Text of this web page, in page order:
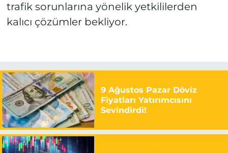
trafik sorunlarına yönelik yetkililerden
kalıcı çözümler bekliyor.
9 Ağustos Pazar Döviz
Fiyatları Yatırımcısını
Sevindirdi!